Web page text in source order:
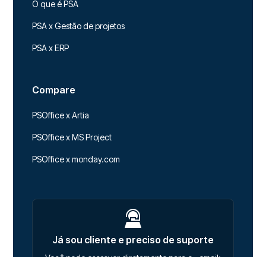
O que é PSA
PSA x Gestão de projetos
PSA x ERP
Compare
PSOffice x Artia
PSOffice x MS Project
PSOffice x monday.com
Já sou cliente e preciso de suporte